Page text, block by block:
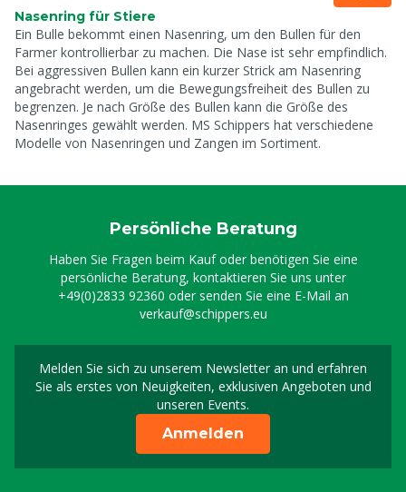
Nasenring für Stiere
Ein Bulle bekommt einen Nasenring, um den Bullen für den
Farmer kontrollierbar zu machen. Die Nase ist sehr empfindlich.
Bei aggressiven Bullen kann ein kurzer Strick am Nasenring
angebracht werden, um die Bewegungsfreiheit des Bullen zu
begrenzen. Je nach Größe des Bullen kann die Größe des
Nasenringes gewählt werden. MS Schippers hat verschiedene
Modelle von Nasenringen und Zangen im Sortiment.
Persönliche Beratung
Haben Sie Fragen beim Kauf oder benötigen Sie eine
persönliche Beratung, kontaktieren Sie uns unter
+49(0)2833 92360 oder senden Sie eine E-Mail an
verkauf@schippers.eu
Melden Sie sich zu unserem Newsletter an und erfahren
Sie als erstes von Neuigkeiten, exklusiven Angeboten und
unseren Events.
Melden Sie sich für
Anmelden